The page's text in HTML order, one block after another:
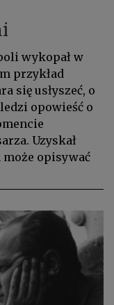
wykopał w
przykład
się usłyszeć, o
opowieść o
Uzyskał
może opisywać